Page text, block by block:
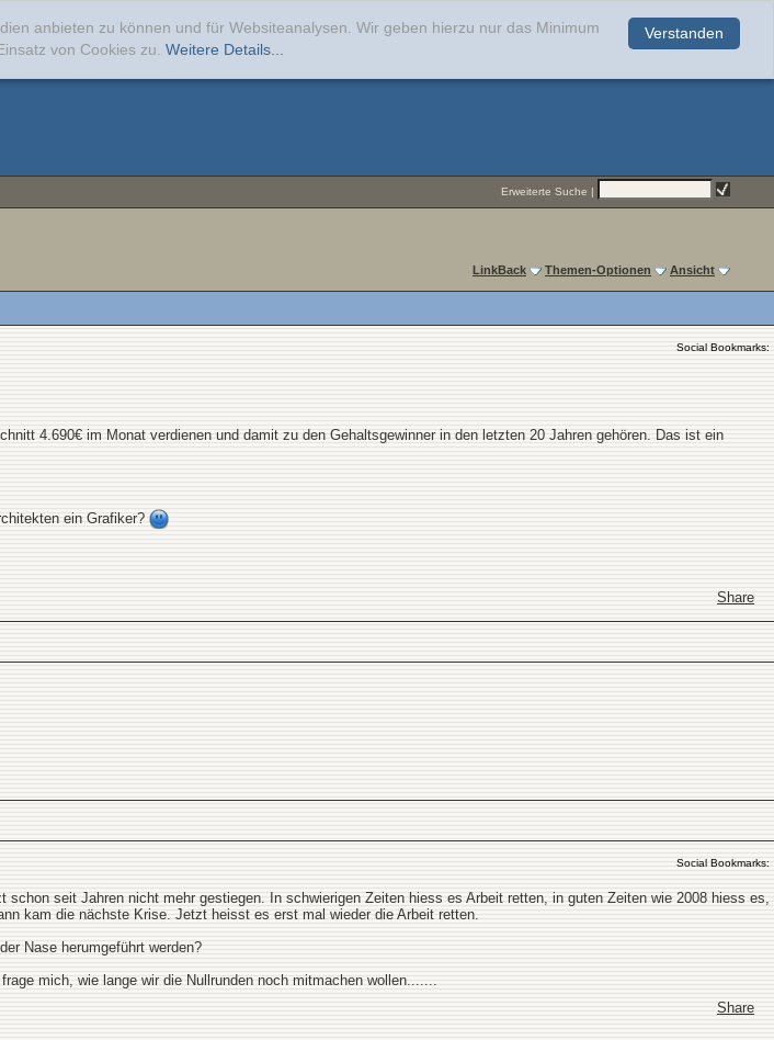
Verstanden
anbieten zu können und für Websiteanalysen. Wir geben hierzu nur das Minimum
von Cookies zu. Weitere Details...
Erweiterte Suche |
LinkBack Themen-Optionen Ansicht
Social Bookmarks:
4.690€ im Monat verdienen und damit zu den Gehaltsgewinner in den letzten 20 Jahren gehören. Das ist ein
ein Grafiker?
Share
Social Bookmarks:
seit Jahren nicht mehr gestiegen. In schwierigen Zeiten hiess es Arbeit retten, in guten Zeiten wie 2008 hiess es,
kam die nächste Krise. Jetzt heisst es erst mal wieder die Arbeit retten.
Nase herumgeführt werden?
mich, wie lange wir die Nullrunden noch mitmachen wollen.......
Share